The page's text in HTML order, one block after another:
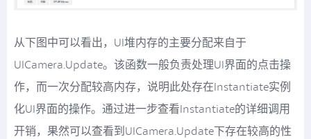
从下图中可以看出，UI堆内存的主要分配来自于
UICamera.Update。该函数一般负责处理UI界面的点击操
作，而一次分配较高内存，说明此处存在Instantiate实例
化UI界面的操作。通过进一步查看Instantiate的详细调用
开销，果然可以查看到UICamera.Update下存在较高的性